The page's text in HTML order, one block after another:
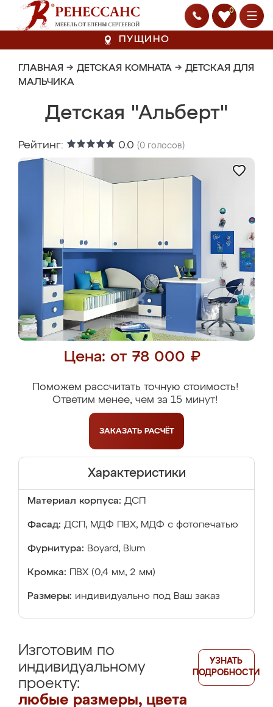
0
ПУЩИНО
ГЛАВНАЯ → ДЕТСКАЯ КОМНАТА → ДЕТСКАЯ ДЛЯ
МАЛЬЧИКА
Детская "Альберт"
Рейтинг: 0.0 (0 голосов)
Цена: от 78 000 ₽
Поможем рассчитать точную стоимость!
Ответим менее, чем за 15 минут!
ЗАКАЗАТЬ РАСЧЁТ
Характеристики
Материал корпуса: ДСП
Фасад: ДСП, МДФ ПВХ, МДФ с фотопечатью
Фурнитура: Boyard, Blum
Кромка: ПВХ (0,4 мм, 2 мм)
Размеры: индивидуально под Ваш заказ
Изготовим по
индивидуальному
проекту:
любые размеры, цвета
УЗНАТЬ
ПОДРОБНОСТИ